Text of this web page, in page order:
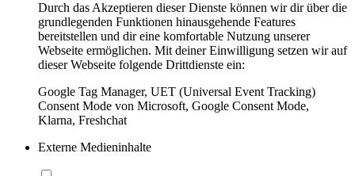
Durch das Akzeptieren dieser Dienste können wir dir über die
grundlegenden Funktionen hinausgehende Features
bereitstellen und dir eine komfortable Nutzung unserer
Webseite ermöglichen. Mit deiner Einwilligung setzen wir auf
dieser Webseite folgende Drittdienste ein:
Google Tag Manager, UET (Universal Event Tracking)
Consent Mode von Microsoft, Google Consent Mode,
Klarna, Freshchat
Externe Medieninhalte